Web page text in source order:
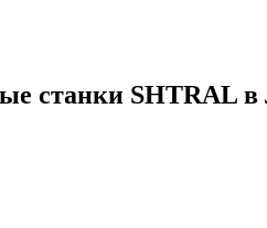
станки SHTRAL